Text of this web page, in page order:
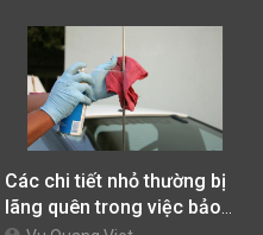
Các chi tiết nhỏ thường bị
lãng quên trong việc bảo